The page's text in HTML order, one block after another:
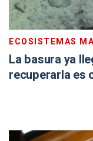
ECOSISTEMAS
La basura ya
recuperarla es